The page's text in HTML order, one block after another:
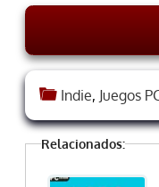
Indie, Juegos
Relacionados: